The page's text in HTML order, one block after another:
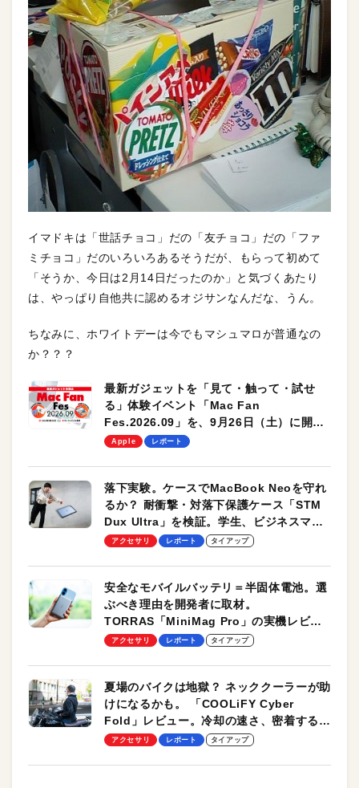
イマドキは「世話チョコ」だの「友チョコ」だの「ファ
ミチョコ」だのいろいろあるそうだが、もらって初めて
「そうか、今日は2月14日だったのか」と気づくあたり
は、やっぱり自他共に認めるオジサンなんだな、うん。
ちなみに、ホワイトデーは今でもマシュマロが普通なの
か？？？
最新ガジェットを「見て・触って・試せ
る」体験イベント「Mac Fan
Fes.2026.09」を、9月26日（土）に開催
します！
Apple レポート
落下実験。ケースでMacBook Neoを守れ
るか？ 耐衝撃・対落下保護ケース「STM
Dux Ultra」を検証。学生、ビジネスマン
のモバイルユースに最適！
アクセサリ レポート タイアップ
安全なモバイルバッテリ＝半固体電池。選
ぶべき理由を開発者に取材。
TORRAS「MiniMag Pro」の実機レビュ
ーも
アクセサリ レポート タイアップ
夏場のバイクは地獄？ ネッククーラーが助
けになるかも。 「COOLiFY Cyber
Fold」レビュー。冷却の速さ、密着する冷
却プレート、シンプルな操作性がグッド！
アクセサリ レポート タイアップ